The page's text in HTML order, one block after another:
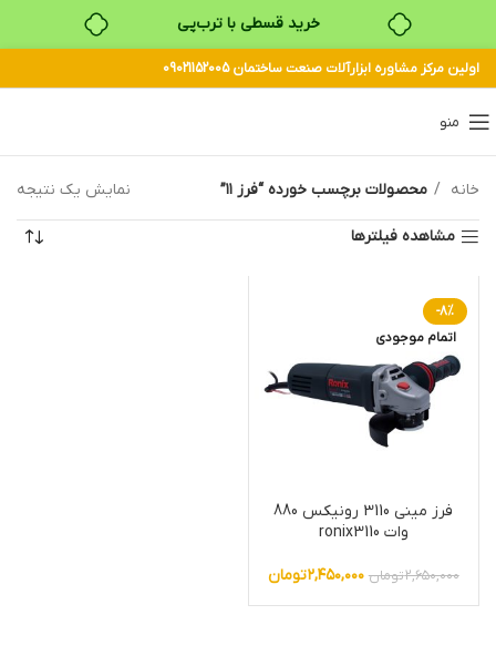
خرید قسطی با ترب‌پی
اولین مرکز مشاوره ابزارآلات صنعت ساختمان 09021152005
منو
خانه محصولات برچسب خورده “فرز ۱۱” نمایش یک نتیجه
مشاهده فیلترها
-8%
اتمام موجودی
فرز مینی 3110 رونیکس 880
وات ronix3110
۲,۶۵۰,۰۰۰تومان ۲,۴۵۰,۰۰۰تومان